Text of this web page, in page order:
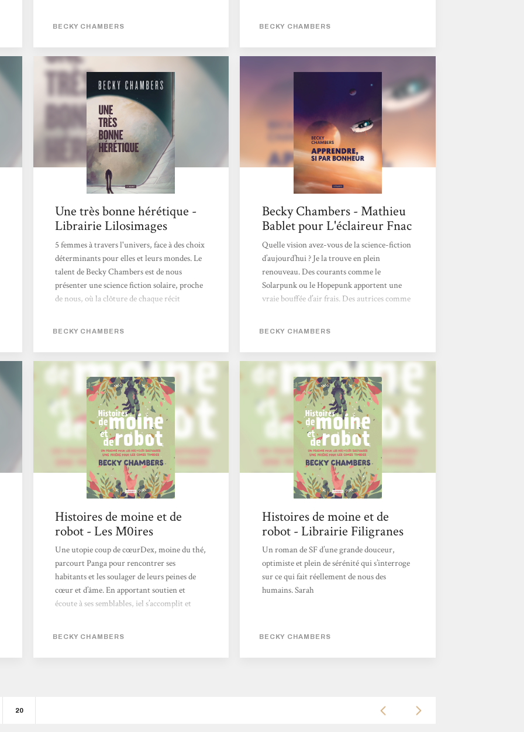
des personnages qui doivent décider de leur
vie. Cela ne veut pas dire qu’il ne se passe
rien et que c’est uniquement contemplatif :
même en quelques pages, Becky Chambers
arrive à nous embarquer dans son univers et
à nous faire...
BECKY CHAMBERS
différentes, aux sujets et intentions
saveur et surtout la même plume simple et
terriblement entraînante alors que sans
fioriture. Becky Chambers est drôle,
piquante et douce à...
BECKY CHAMBERS
Une très bonne hérétique -
Librairie Lilosimages
5 femmes à travers l'univers, face à des choix
déterminants pour elles et leurs mondes. Le
talent de Becky Chambers est de nous
présenter une science fiction solaire, proche
de nous, où la clôture de chaque récit
BECKY CHAMBERS
Becky Chambers - Mathieu
Bablet pour L'éclaireur Fnac
Quelle vision avez-vous de la science-fiction
d’aujourd’hui ? Je la trouve en plein
renouveau. Des courants comme le
Solarpunk ou le Hopepunk apportent une
vraie bouffée d’air frais. Des autrices comme
fiction plus humaniste, moins centrée sur la
technique, voire moins académique. C’est ce
courant-là qui m’intéresse aujourd’hui, celui
qui s’empare des problématiques actuelles
pour proposer autre chose que le désespoir.
Mathieu Bablet > Lire tout l'article <
BECKY CHAMBERS
Histoires de moine et de
robot - Les M0ires
Une utopie coup de cœurDex, moine du thé,
parcourt Panga pour rencontrer ses
habitants et les soulager de leurs peines de
cœur et d’âme. En apportant soutien et
écoute à ses semblables, iel s’accomplit et
l’ennuyer - alors Dex décide de s’aventurer
BECKY CHAMBERS
Histoires de moine et de
robot - Librairie Filigranes
Un roman de SF d’une grande douceur,
optimiste et plein de sérénité qui s’interroge
sur ce qui fait réellement de nous des
humains. Sarah
BECKY CHAMBERS
20